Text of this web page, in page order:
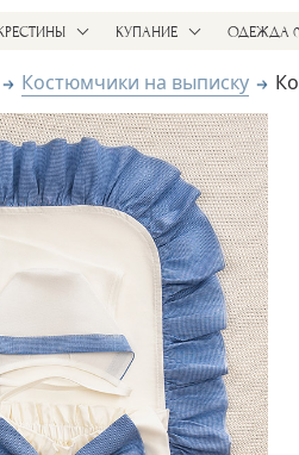
КРЕСТИНЫ КУПАНИЕ ОДЕЖДА
Костюмчики на выписку